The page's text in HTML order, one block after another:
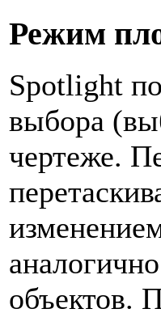
Режим
Spotlight
выбора
чертеже.
объектов.